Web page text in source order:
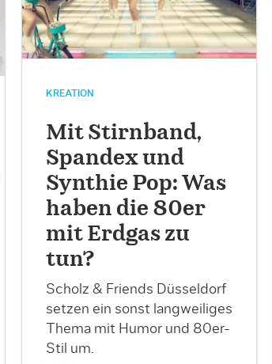
KREATION
Mit Stirnband,
Spandex und
Synthie Pop: Was
haben die 80er
mit Erdgas zu
tun?
Scholz & Friends Düsseldorf
setzen ein sonst langweiliges
Thema mit Humor und 80er-
Stil um.